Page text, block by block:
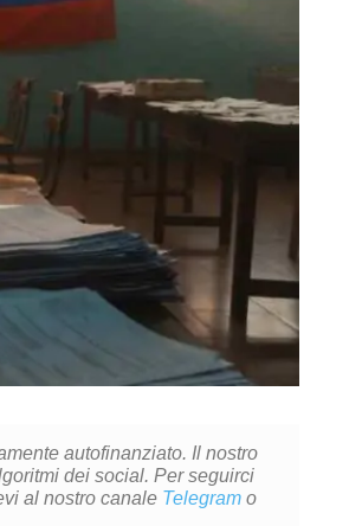
autofinanziato. Il nostro
dei social. Per seguirci
al nostro canale Telegram o